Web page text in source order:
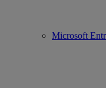
Microsoft